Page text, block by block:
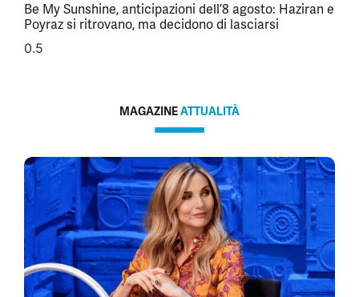
Be My Sunshine, anticipazioni dell’8 agosto: Haziran e
Poyraz si ritrovano, ma decidono di lasciarsi
MAGAZINEATTUALITÀ